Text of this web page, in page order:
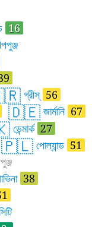
16
গ্রীস্ 56
🇩🇪 জার্মানি 67
ডেন্মার্ক 27
🇵🇱 পোল্যান্ড 51
38